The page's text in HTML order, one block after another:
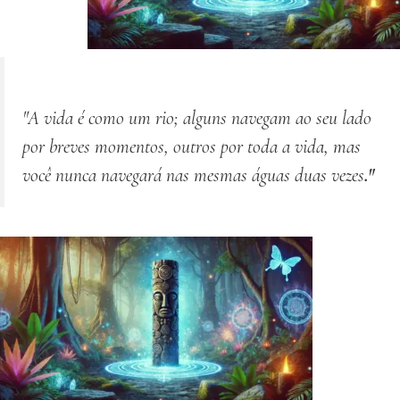
"A vida é como um rio; alguns navegam ao seu lado
por breves momentos, outros por toda a vida, mas
você nunca navegará nas mesmas águas duas vezes."